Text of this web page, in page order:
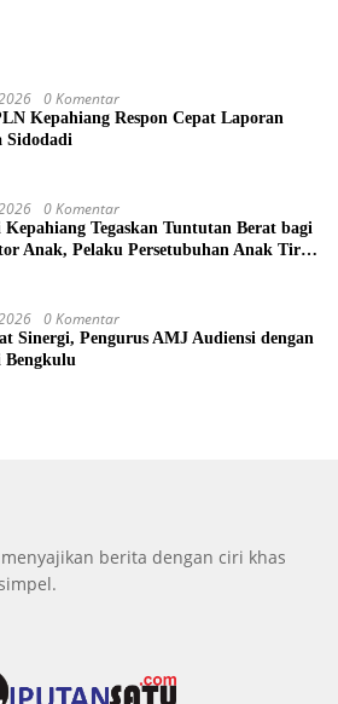
0 Komentar
Kepahiang Respon Cepat Laporan
Sidodadi
0 Komentar
Tegaskan Tuntutan Berat bagi
Anak, Pelaku Persetubuhan Anak Tiri
0 Komentar
Sinergi, Pengurus AMJ Audiensi dengan
berita dengan ciri khas